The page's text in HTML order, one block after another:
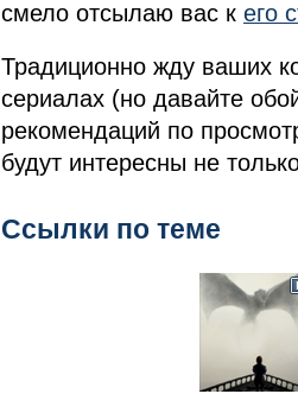
смело отсылаю вас к его
Традиционно жду ваших
сериалах (но давайте
рекомендаций по
будут интересны не
Ссылки по теме